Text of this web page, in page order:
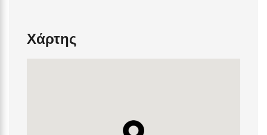
Χάρτης